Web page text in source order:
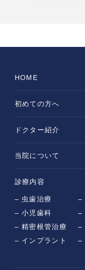
HOME
初めての方へ
ドクター紹介
当院について
診療内容
虫歯治療
小児歯科
精密根管治療
インプラント